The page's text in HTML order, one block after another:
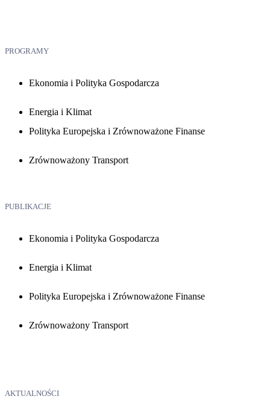
PROGRAMY
Ekonomia i Polityka Gospodarcza
Energia i Klimat
Polityka Europejska i Zrównoważone Finanse
Zrównoważony Transport
PUBLIKACJE
Ekonomia i Polityka Gospodarcza
Energia i Klimat
Polityka Europejska i Zrównoważone Finanse
Zrównoważony Transport
AKTUALNOŚCI